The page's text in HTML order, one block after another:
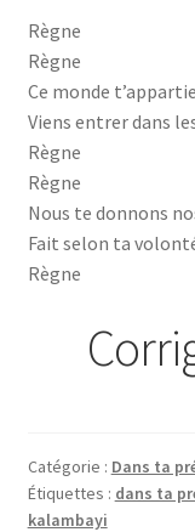
Règne
Règne
Ce monde
Viens entrer dans
Règne
Règne
Nous te donnons
Fait selon ta
Règne
Catégorie : Dans ta
Étiquettes : dans ta
kalambayi